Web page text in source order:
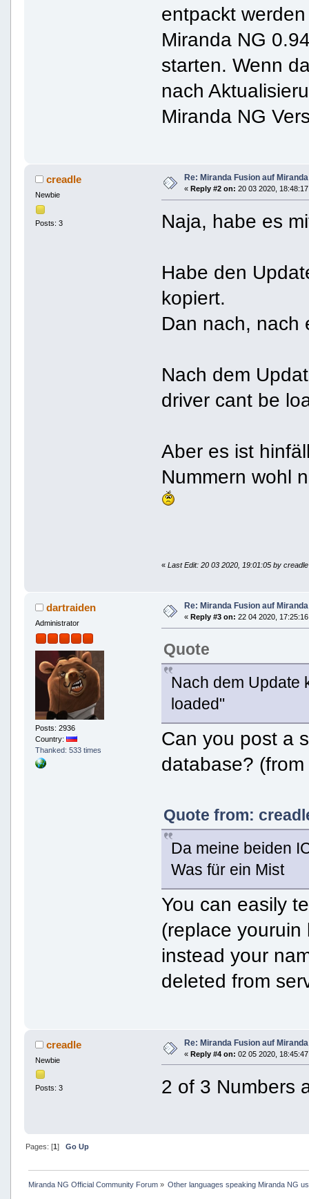
entpackt
Miranda NG
starten. Wenn
nach
Miranda NG
creadle
Newbie
Posts: 3
Re: Miranda Fusion auf Miranda
« Reply #2 on: 20 03 2020,
Naja, habe es
Habe den
kopiert.
Dan nach, nach
Nach dem
driver cant be
Aber es ist
Nummern wohl
«Last Edit: 20 03 2020, 19:01:05 by creadle
dartraiden
Administrator
Posts: 2936
Country:
Thanked: 533 times
Re: Miranda Fusion auf Miranda
« Reply #3 on: 22 04 2020,
Quote
Nach dem Update
loaded"
Can you post a
database?
Quote from:
Da meine beiden
Was für ein Mist
You can easily
(replace
instead your
deleted from
creadle
Newbie
Posts: 3
Re: Miranda Fusion auf Miranda
« Reply #4 on: 02 05 2020,
2 of 3 Numbers
Pages: [1] Go Up
Miranda NG Official Community Forum» Other languages speaking Miranda NG